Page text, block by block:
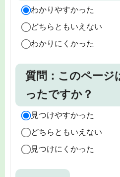
わかりやすかった
どちらともいえない
わかりにくかった
質問：このページ
ったですか？
見つけやすかった
どちらともいえない
見つけにくかった